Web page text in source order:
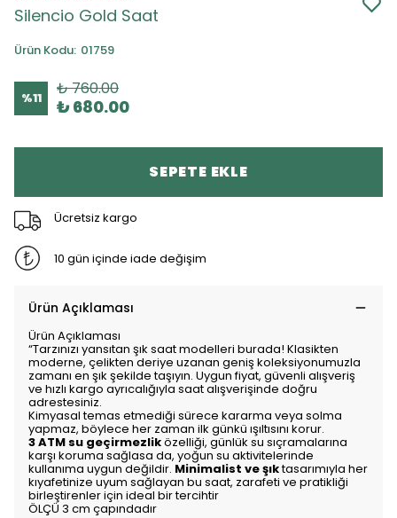
Silencio Gold Saat
Ürün Kodu: 01759
%11 ₺ 760.00
₺ 680.00
SEPETE EKLE
Ücretsiz kargo
10 gün içinde iade değişim
Ürün Açıklaması
Ürün Açıklaması
“Tarzınızı yansıtan şık saat modelleri burada! Klasikten
moderne, çelikten deriye uzanan geniş koleksiyonumuzla
zamanı en şık şekilde taşıyın. Uygun fiyat, güvenli alışveriş
ve hızlı kargo ayrıcalığıyla saat alışverişinde doğru
adrestesiniz.
Kimyasal temas etmediği sürece kararma veya solma
yapmaz, böylece her zaman ilk günkü ışıltısını korur.
3 ATM su geçirmezliközelliği, günlük su sıçramalarına
karşı koruma sağlasa da, yoğun su aktivitelerinde
kullanıma uygun değildir. Minimalist ve şıktasarımıyla her
kıyafetinize uyum sağlayan bu saat, zarafeti ve pratikliği
birleştirenler için ideal bir tercihtir
ÖLÇÜ 3 cm çapındadır